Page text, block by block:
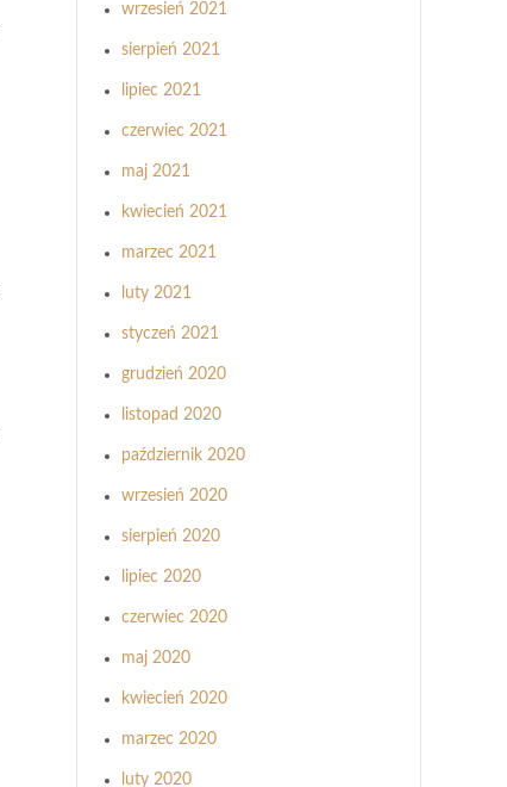
wrzesień 2021
sierpień 2021
lipiec 2021
czerwiec 2021
maj 2021
kwiecień 2021
marzec 2021
luty 2021
styczeń 2021
grudzień 2020
listopad 2020
październik 2020
wrzesień 2020
sierpień 2020
lipiec 2020
czerwiec 2020
maj 2020
kwiecień 2020
marzec 2020
luty 2020